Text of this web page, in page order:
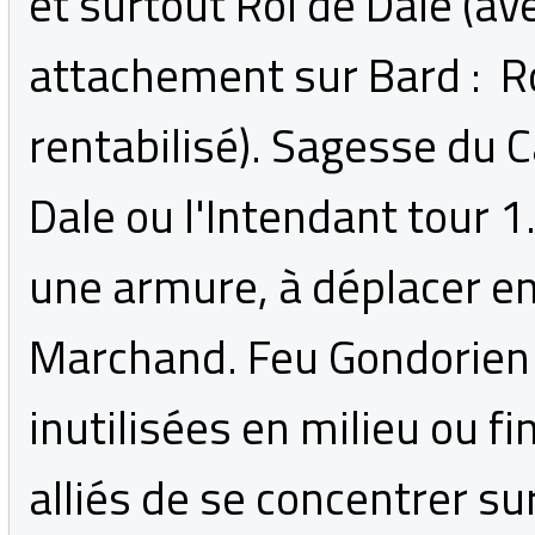
attachement sur Bard :
rentabilisé). Sagesse du
Dale ou l'Intendant tour
une armure, à déplacer
Marchand. Feu
inutilisées en milieu ou
alliés de se concentrer